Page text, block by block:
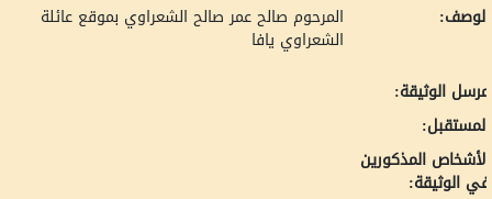
المرحوم صالح عمر صالح الشعراوي بموقع عائلة
الشعراوي يافا
الوثيقة:
المذكورين
الوثيقة: